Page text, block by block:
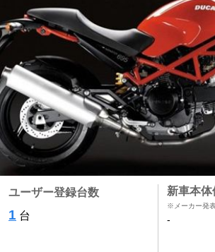
ユーザー登録台数
1 台
新車本体
※メーカー発
-